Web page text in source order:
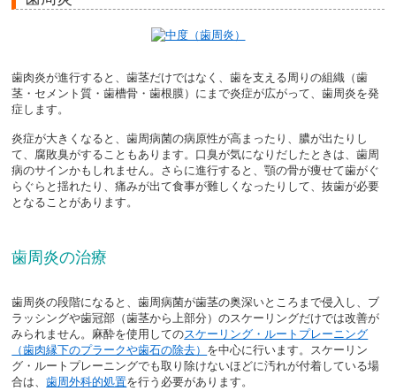
歯肉炎が進行すると、歯茎だけではなく、歯を支える周りの組織（歯
茎・セメント質・歯槽骨・歯根膜）にまで炎症が広がって、歯周炎を発
症します。
炎症が大きくなると、歯周病菌の病原性が高まったり、膿が出たりし
て、腐敗臭がすることもあります。口臭が気になりだしたときは、歯周
病のサインかもしれません。さらに進行すると、顎の骨が痩せて歯がぐ
らぐらと揺れたり、痛みが出て食事が難しくなったりして、抜歯が必要
となることがあります。
歯周炎の治療
歯周炎の段階になると、歯周病菌が歯茎の奥深いところまで侵入し、ブ
ラッシングや歯冠部（歯茎から上部分）のスケーリングだけでは改善が
みられません。麻酔を使用してのスケーリング・ルートプレーニング
（歯肉縁下のプラークや歯石の除去） を中心に行います。スケーリン
グ・ルートプレーニングでも取り除けないほどに汚れが付着している場
合は、歯周外科的処置を行う必要があります。